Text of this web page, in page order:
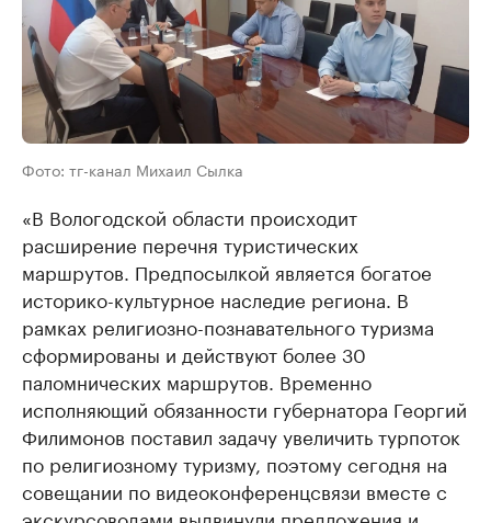
Фото: тг-канал Михаил Сылка
«В Вологодской области происходит
расширение перечня туристических
маршрутов. Предпосылкой является богатое
историко-культурное наследие региона. В
рамках религиозно-познавательного туризма
сформированы и действуют более 30
паломнических маршрутов. Временно
исполняющий обязанности губернатора Георгий
Филимонов поставил задачу увеличить турпоток
по религиозному туризму, поэтому сегодня на
совещании по видеоконференцсвязи вместе с